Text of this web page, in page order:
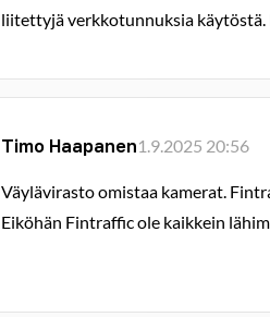
liitettyjä verkkotunnuksia
Timo Haapanen1.9.2025 20:56
Väylävirasto omistaa kamerat.
Eiköhän Fintraffic ole kaikkein